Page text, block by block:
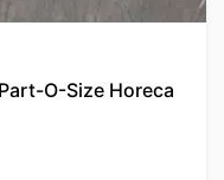
O-Size Horeca